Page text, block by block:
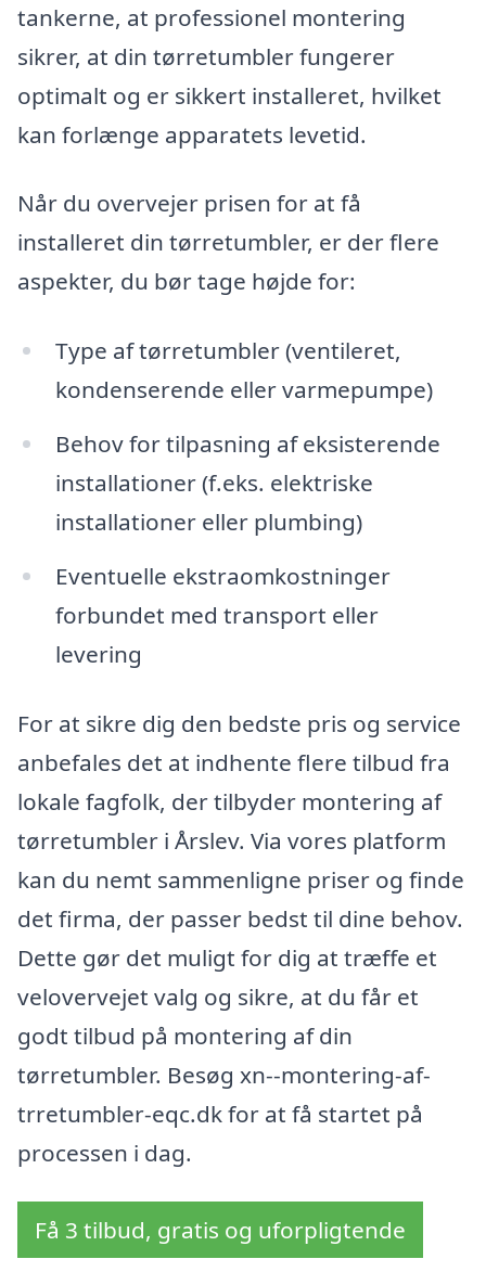
tankerne, at professionel montering
sikrer, at din tørretumbler fungerer
optimalt og er sikkert installeret, hvilket
kan forlænge apparatets levetid.
Når du overvejer prisen for at få
installeret din tørretumbler, er der flere
aspekter, du bør tage højde for:
Type af tørretumbler (ventileret,
kondenserende eller varmepumpe)
Behov for tilpasning af eksisterende
installationer (f.eks. elektriske
installationer eller plumbing)
Eventuelle ekstraomkostninger
forbundet med transport eller
levering
For at sikre dig den bedste pris og service
anbefales det at indhente flere tilbud fra
lokale fagfolk, der tilbyder montering af
tørretumbler i Årslev. Via vores platform
kan du nemt sammenligne priser og finde
det firma, der passer bedst til dine behov.
Dette gør det muligt for dig at træffe et
velovervejet valg og sikre, at du får et
godt tilbud på montering af din
tørretumbler. Besøg xn--montering-af-
trretumbler-eqc.dk for at få startet på
processen i dag.
Få 3 tilbud, gratis og uforpligtende